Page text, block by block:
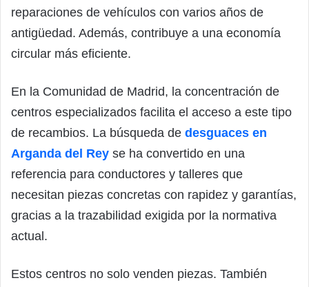
reparaciones de vehículos con varios años de
antigüedad. Además, contribuye a una economía
circular más eficiente.
En la Comunidad de Madrid, la concentración de
centros especializados facilita el acceso a este tipo
de recambios. La búsqueda de desguaces en
Arganda del Rey se ha convertido en una
referencia para conductores y talleres que
necesitan piezas concretas con rapidez y garantías,
gracias a la trazabilidad exigida por la normativa
actual.
Estos centros no solo venden piezas. También